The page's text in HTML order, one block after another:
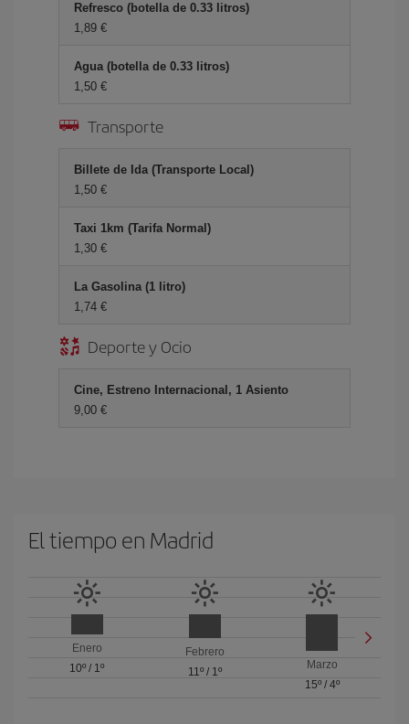
Refresco (botella de 0.33 litros)
1,89 €
Agua (botella de 0.33 litros)
1,50 €
Transporte
Billete de Ida (Transporte Local)
1,50 €
Taxi 1km (Tarifa Normal)
1,30 €
La Gasolina (1 litro)
1,74 €
Deporte y Ocio
Cine, Estreno Internacional, 1 Asiento
9,00 €
El tiempo en Madrid
Enero
10º / 1º
Febrero
11º/ 1º
Marzo
15º/ 4º